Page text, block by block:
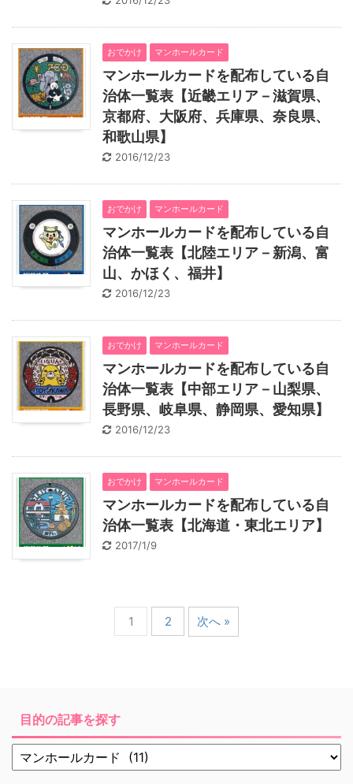
おでかけ マンホールカード
マンホールカードを配布している自
治体一覧表【近畿エリア－滋賀県、
京都府、大阪府、兵庫県、奈良県、
和歌山県】
2016/12/23
おでかけ マンホールカード
マンホールカードを配布している自
治体一覧表【北陸エリア－新潟、富
山、かほく、福井】
2016/12/23
おでかけ マンホールカード
マンホールカードを配布している自
治体一覧表【中部エリア－山梨県、
長野県、岐阜県、静岡県、愛知県】
2016/12/23
おでかけ マンホールカード
マンホールカードを配布している自
治体一覧表【北海道・東北エリア】
2017/1/9
1 2 次へ »
目的の記事を探す